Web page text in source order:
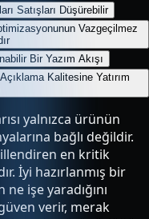
Satışları Düşürebilir
Vazgeçilmez
Bir Yazım Akışı
Kalitesine Yatırım
yalnızca ürünün
bağlı değildir.
en kritik
İyi hazırlanmış bir
işe yaradığını
verir, merak